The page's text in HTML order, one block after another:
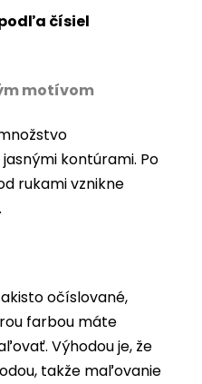
čísiel
motívom
kontúrami. Po
rukami vznikne
očíslované,
farbou máte
Výhodou je, že
takže maľovanie